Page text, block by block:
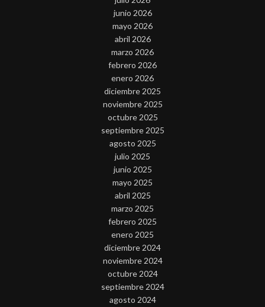
junio 2026
mayo 2026
abril 2026
marzo 2026
febrero 2026
enero 2026
diciembre 2025
noviembre 2025
octubre 2025
septiembre 2025
agosto 2025
julio 2025
junio 2025
mayo 2025
abril 2025
marzo 2025
febrero 2025
enero 2025
diciembre 2024
noviembre 2024
octubre 2024
septiembre 2024
agosto 2024